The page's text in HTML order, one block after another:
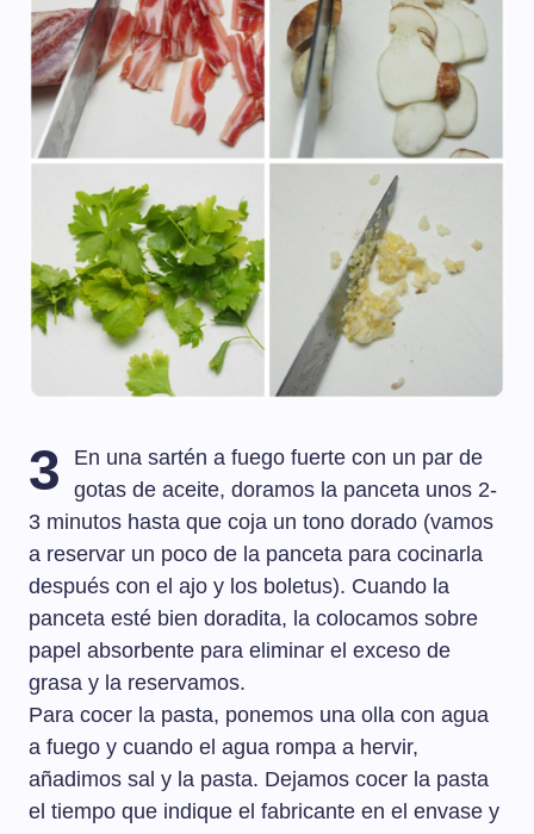
3
En una sartén a fuego fuerte con un par de
gotas de aceite, doramos la panceta unos 2-
3 minutos hasta que coja un tono dorado (vamos
a reservar un poco de la panceta para cocinarla
después con el ajo y los boletus). Cuando la
panceta esté bien doradita, la colocamos sobre
papel absorbente para eliminar el exceso de
grasa y la reservamos.
Para cocer la pasta, ponemos una olla con agua
a fuego y cuando el agua rompa a hervir,
añadimos sal y la pasta. Dejamos cocer la pasta
el tiempo que indique el fabricante en el envase y